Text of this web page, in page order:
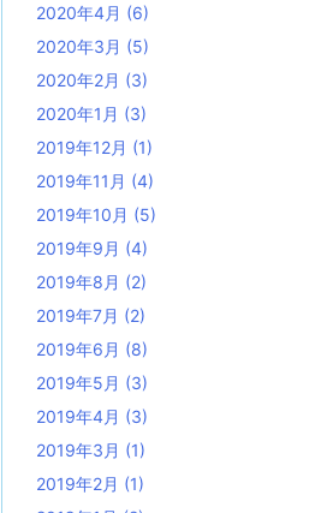
2020年4月 (6)
2020年3月 (5)
2020年2月 (3)
2020年1月 (3)
2019年12月 (1)
2019年11月 (4)
2019年10月 (5)
2019年9月 (4)
2019年8月 (2)
2019年7月 (2)
2019年6月 (8)
2019年5月 (3)
2019年4月 (3)
2019年3月 (1)
2019年2月 (1)